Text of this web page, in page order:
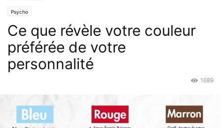
Psycho
Ce que révèle votre couleur
préférée de votre
personnalité
1689